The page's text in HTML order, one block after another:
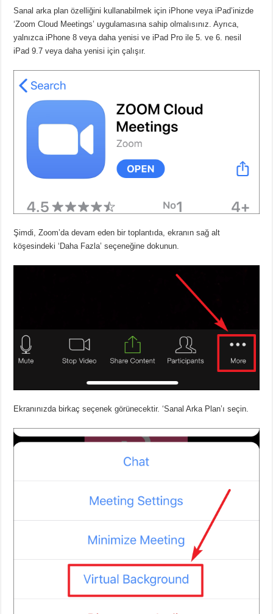
Sanal arka plan özelliğini kullanabilmek için iPhone veya iPad’inizde
‘Zoom Cloud Meetings’ uygulamasına sahip olmalısınız. Ayrıca,
yalnızca iPhone 8 veya daha yenisi ve iPad Pro ile 5. ve 6. nesil
iPad 9.7 veya daha yenisi için çalışır.
Şimdi, Zoom’da devam eden bir toplantıda, ekranın sağ alt
köşesindeki ‘Daha Fazla’ seçeneğine dokunun.
Ekranınızda birkaç seçenek görünecektir. ‘Sanal Arka Plan’ı seçin.